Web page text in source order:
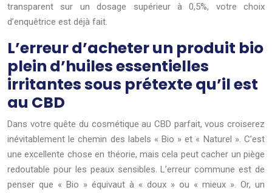
transparent sur un dosage supérieur à 0,5%, votre choix
d’enquêtrice est déjà fait.
L’erreur d’acheter un produit bio
plein d’huiles essentielles
irritantes sous prétexte qu’il est
au CBD
Dans votre quête du cosmétique au CBD parfait, vous croiserez
inévitablement le chemin des labels « Bio » et « Naturel ». C’est
une excellente chose en théorie, mais cela peut cacher un piège
redoutable pour les peaux sensibles. L’erreur commune est de
penser que « Bio » équivaut à « doux » ou « mieux ». Or, un